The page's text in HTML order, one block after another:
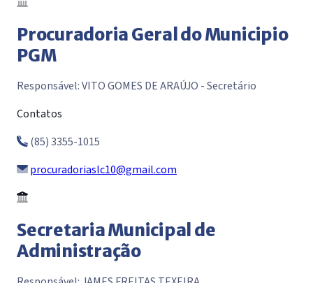
Procuradoria Geral do Municipio
PGM
Responsável: VITO GOMES DE ARAÚJO - Secretário
Contatos
(85) 3355-1015
procuradoriaslc10@gmail.com
Secretaria Municipal de
Administração